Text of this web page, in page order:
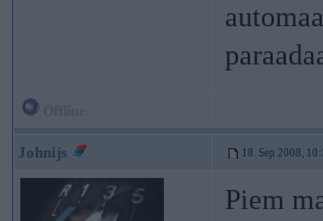
Johnijs 18. Sep 2008,
Piem